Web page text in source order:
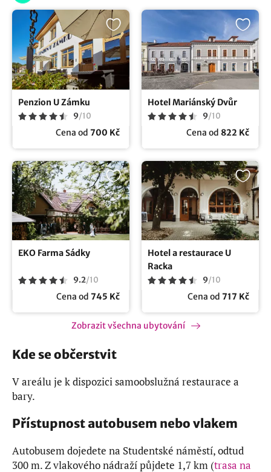
Penzion U Zámku
9/10
Cena od 700 Kč
Hotel Mariánský Dvůr
9/10
Cena od 822 Kč
EKO Farma Sádky
9.2/10
Cena od 745 Kč
Hotel a restaurace U
Racka
9/10
Cena od 717 Kč
Zobrazit všechna ubytování
Kde se občerstvit
V areálu je k dispozici samoobslužná restaurace a
bary.
Přístupnost autobusem nebo vlakem
Autobusem dojedete na Studentské náměstí, odtud
300 m. Z vlakového nádraží půjdete 1,7 km (trasa na